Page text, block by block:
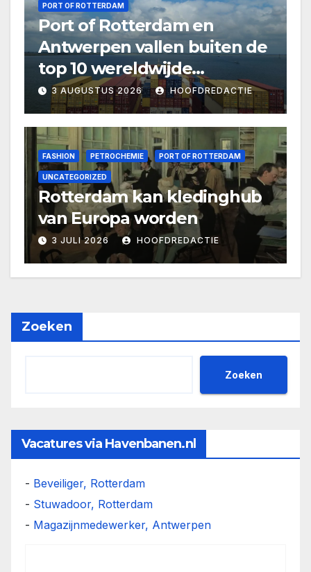
PORT OF ROTTERDAM
Port of Rotterdam en
Antwerpen vallen buiten de
top 10 wereldwijde
containerhavens
3 AUGUSTUS 2026 HOOFDREDACTIE
FASHION PETROCHEMIE PORT OF ROTTERDAM
UNCATEGORIZED
Rotterdam kan kledinghub
van Europa worden
3 JULI 2026 HOOFDREDACTIE
Zoeken
Zoeken
Vacatures via Havenbanen.nl
- Beveiliger, Rotterdam
- Stuwadoor, Rotterdam
- Magazijnmedewerker, Antwerpen